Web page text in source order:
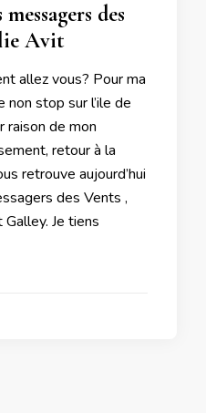
des
Avit
allez vous? Pour ma
non stop sur l’ile de
raison de mon
retour à la
retrouve aujourd’hui
des Vents ,
Je tiens